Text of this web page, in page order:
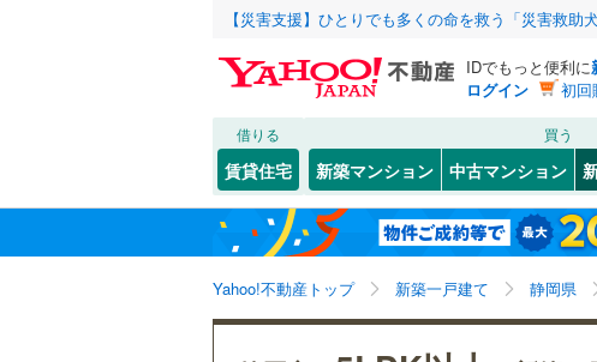
【災害支援】ひとりでも多くの命を救う「災害救助
IDでもっと便利に
ログイン
初回
借りる
賃貸住宅
買う
新築マンション 中古マンション
Yahoo!不動産トップ 新築一戸建て 静岡県
北海道 北海道
東北 青森
関東 東京
新潟
静岡市 葵区(4)
中央区 0)
JR 東海道本線（JR
御殿場線(0)
東海道新幹線 (2)
岳南鉄道線
こだわり条件 設備
床暖房（0）
駐車場2台以上
ＴＶモニタ付イ
（6）
こ